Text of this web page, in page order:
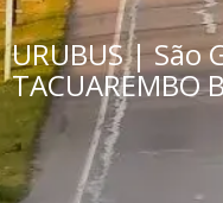
URUBUS | São